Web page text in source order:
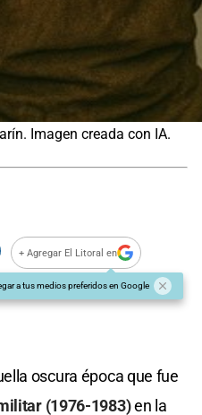
Imagen creada con IA.
+ Agregar El Litoral en
a tus medios preferidos en Google
oscura época que fue
(1976-1983)en la